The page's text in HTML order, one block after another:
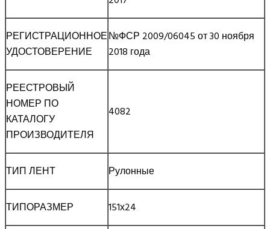
РЕГИСТРАЦИОННОЕ
УДОСТОВЕРЕНИЕ
№ФСР 2009/06045 от 30 ноября
2018 года
РЕЕСТРОВЫЙ
НОМЕР ПО
КАТАЛОГУ
ПРОИЗВОДИТЕЛЯ
4082
ТИП ЛЕНТ Рулонные
ТИПОРАЗМЕР 151х24